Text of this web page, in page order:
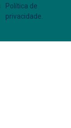
Política de
privacidade.